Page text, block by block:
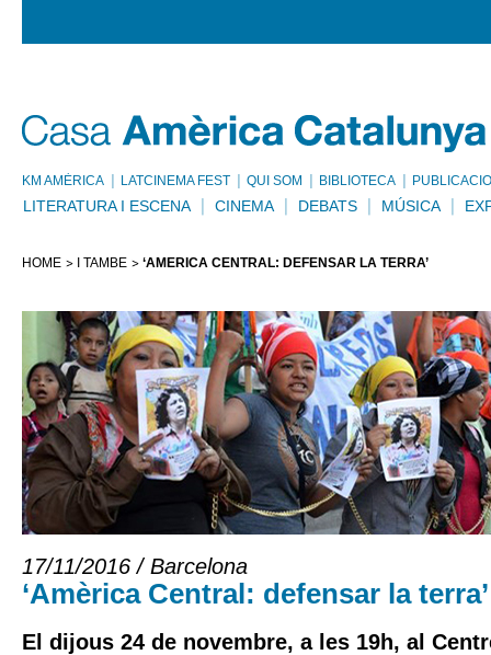
KM AMÈRICA LATCINEMA FEST QUI SOM BIBLIOTECA
LITERATURA I ESCENA CINEMA DEBATS MÚSICA
HOME I TAMBÉ ‘AMÈRICA CENTRAL: DEFENSAR LA TERRA’
17/11/2016 / Barcelona
‘Amèrica Central: defensar la terra’
El dijous 24 de novembre, a les 19h, al